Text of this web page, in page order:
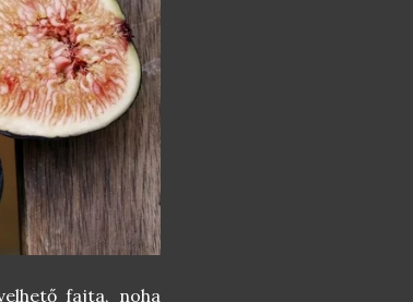
fajta, noha